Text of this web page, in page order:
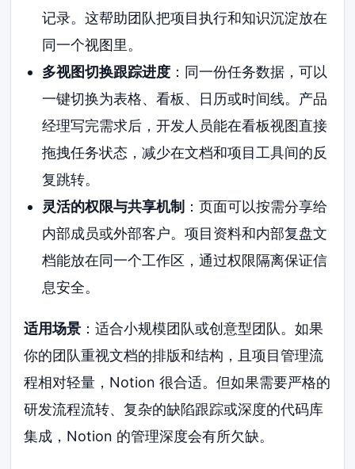
记录。这帮助团队把项目执行和知识沉淀放在
同一个视图里。
多视图切换跟踪进度：同一份任务数据，可以
一键切换为表格、看板、日历或时间线。产品
经理写完需求后，开发人员能在看板视图直接
拖拽任务状态，减少在文档和项目工具间的反
复跳转。
灵活的权限与共享机制 ：页面可以按需分享给
内部成员或外部客户。项目资料和内部复盘文
档能放在同一个工作区，通过权限隔离保证信
息安全。
适用场景 ：适合小规模团队或创意型团队。如果
你的团队重视文档的排版和结构，且项目管理流
程相对轻量，Notion 很合适。但如果需要严格的
研发流程流转、复杂的缺陷跟踪或深度的代码库
集成，Notion 的管理深度会有所欠缺。